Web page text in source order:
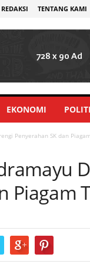
REDAKSI TENTANG KAMI
EKONOMI
Penyerahan SK dan
Piagam